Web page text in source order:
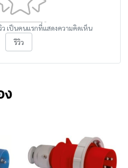
เป็นคนแรกที่แสดงความคิดเห็น
รีวิว